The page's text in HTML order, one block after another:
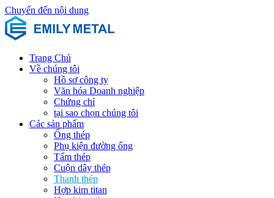
Chuyển đến nội dung
Trang Chủ
Về chúng tôi
Hồ sơ công ty
Văn hóa Doanh nghiệp
Chứng chỉ
tại sao chọn chúng tôi
Các sản phẩm
Ống thép
Phụ kiện đường ống
Tấm thép
Cuộn dây thép
Thanh thép
Hợp kim titan